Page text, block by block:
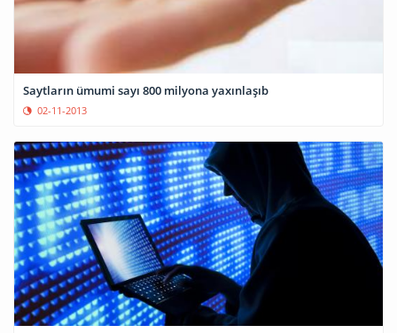
Saytların ümumi sayı 800 milyona yaxınlaşıb
02-11-2013